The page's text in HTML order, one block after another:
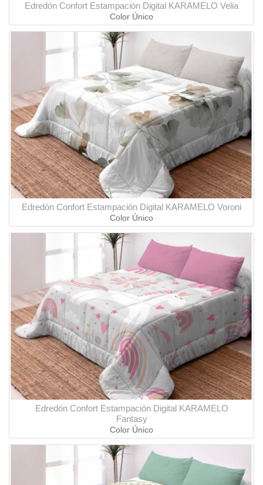
Edredón Confort Estampación Digital KARAMELO Velia
Color Único
Edredón Confort Estampación Digital KARAMELO Voroni
Color Único
Edredón Confort Estampación Digital KARAMELO
Fantasy
Color Único